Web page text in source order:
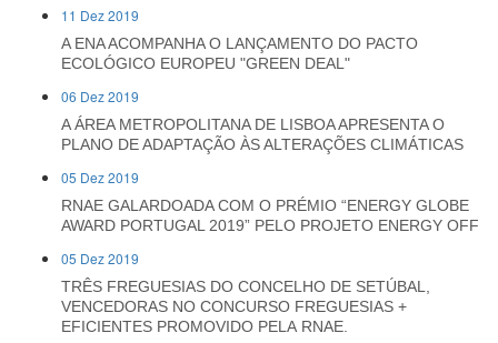
11 Dez 2019
A ENA ACOMPANHA O LANÇAMENTO DO PACTO
ECOLÓGICO EUROPEU "GREEN DEAL"
06 Dez 2019
A ÁREA METROPOLITANA DE LISBOA APRESENTA O
PLANO DE ADAPTAÇÃO ÀS ALTERAÇÕES CLIMÁTICAS
05 Dez 2019
RNAE GALARDOADA COM O PRÉMIO “ENERGY GLOBE
AWARD PORTUGAL 2019” PELO PROJETO ENERGY OFF
05 Dez 2019
TRÊS FREGUESIAS DO CONCELHO DE SETÚBAL,
VENCEDORAS NO CONCURSO FREGUESIAS +
EFICIENTES PROMOVIDO PELA RNAE.